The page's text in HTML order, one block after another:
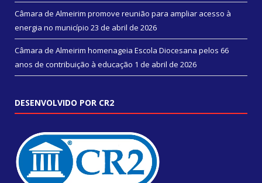
Câmara de Almeirim promove reunião para ampliar acesso à
energia no município 23 de abril de 2026
Câmara de Almeirim homenageia Escola Diocesana pelos 66
anos de contribuição à educação 1 de abril de 2026
DESENVOLVIDO POR CR2